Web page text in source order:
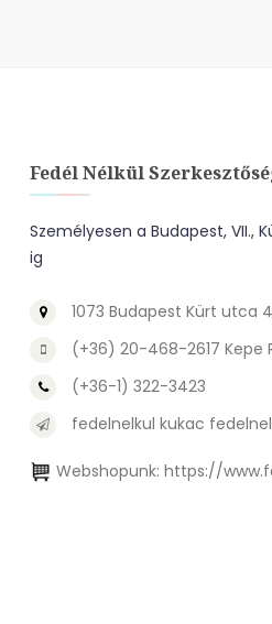
Fedél Nélkül
Személyesen a Budapest, VII.,
ig
1073 Budapest Kürt utca
(+36) 20-468-2617 Kepe
(+36-1) 322-3423
fedelnelkul kukac
Webshopunk: https://